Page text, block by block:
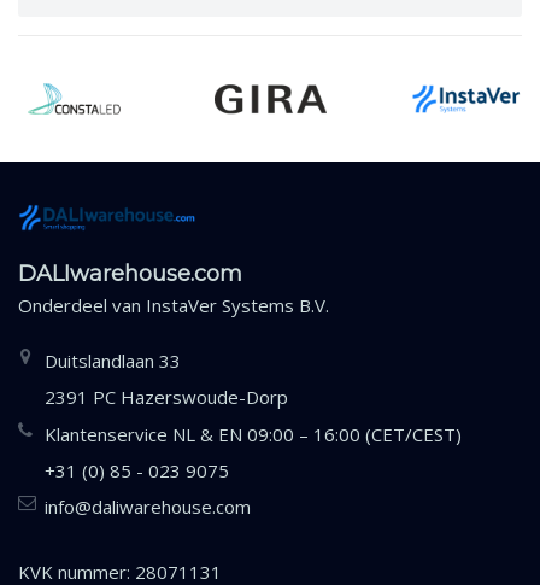
DALIwarehouse.com
Onderdeel van InstaVer Systems B.V.
Duitslandlaan 33
2391 PC Hazerswoude-Dorp
Klantenservice NL & EN 09:00 – 16:00 (CET/CEST)
+31 (0) 85 - 023 9075
info@daliwarehouse.com
KVK nummer: 28071131